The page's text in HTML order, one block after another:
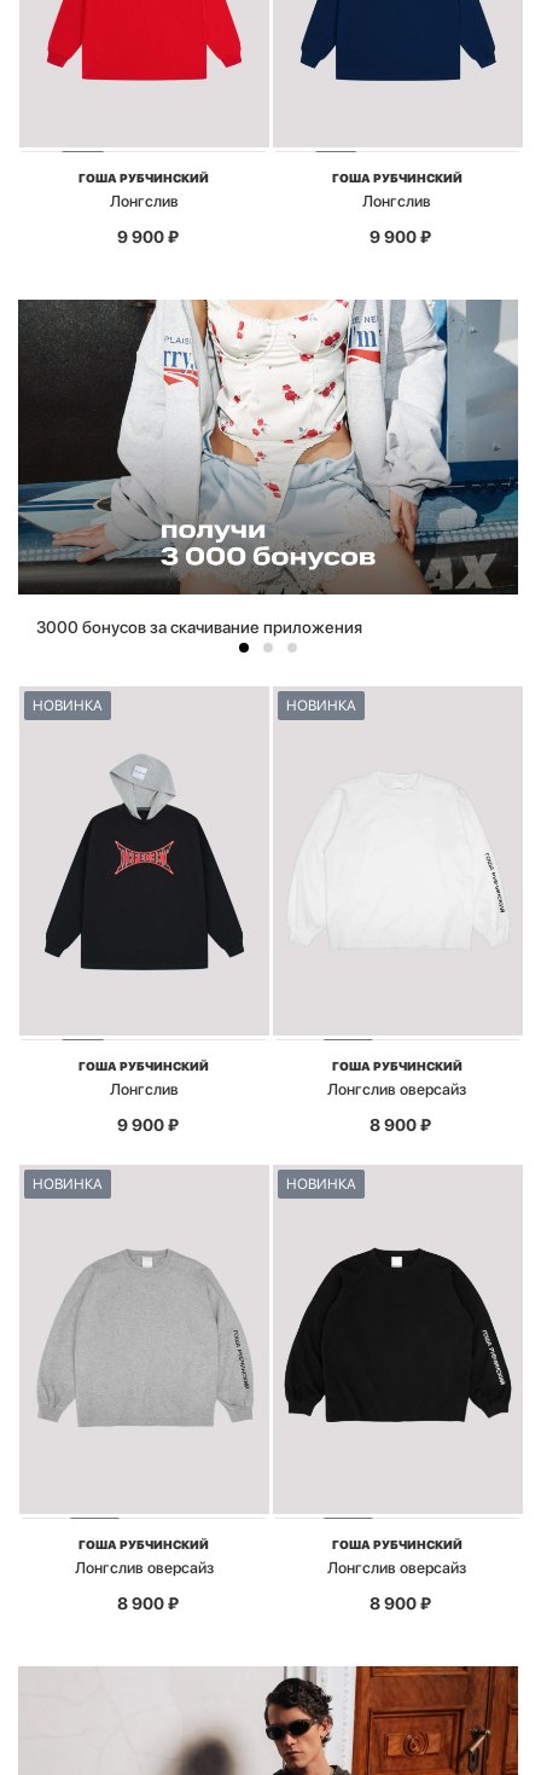
ГОША РУБЧИНСКИЙ
Лонгслив
9 900₽
ГОША РУБЧИНСКИЙ
Лонгслив
9 900₽
3000 бонусов за скачивание приложения
НОВИНКА
ГОША РУБЧИНСКИЙ
Лонгслив
9 900₽
НОВИНКА
ГОША РУБЧИНСКИЙ
Лонгслив оверсайз
8 900₽
НОВИНКА
ГОША РУБЧИНСКИЙ
Лонгслив оверсайз
8 900₽
НОВИНКА
ГОША РУБЧИНСКИЙ
Лонгслив оверсайз
8 900₽